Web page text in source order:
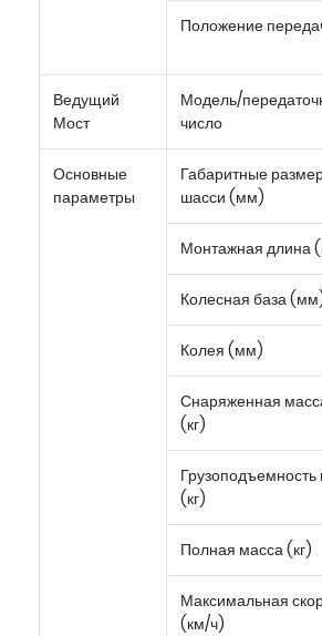
Положение
Ведущий
Мост
Модель/
число
Основные
параметры
Габаритные
шасси (мм)
Монтажная длина
Колесная база
Колея (мм)
Снаряженная
(кг)
Грузоподъемность
(кг)
Полная масса (кг)
Максимальная
(км/ч)